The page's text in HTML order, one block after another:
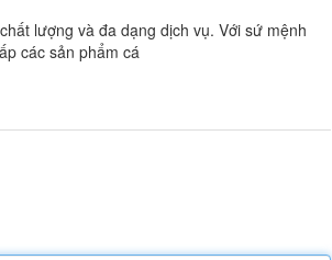
lượng và đa dạng dịch vụ. Với sứ mệnh
các sản phẩm cá